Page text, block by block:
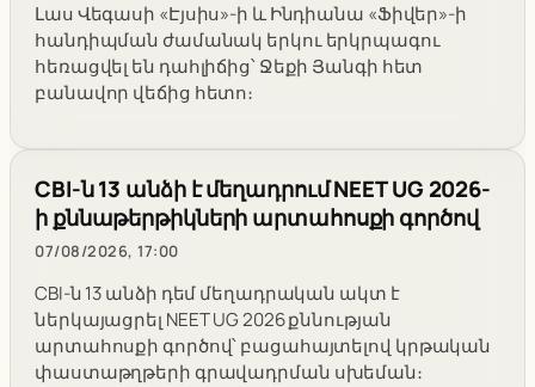
Լաս Վեգասի «Էյսիս»-ի և Ինդիանա «Ֆիվեր»-ի
հանդիպման ժամանակ երկու երկրպագու
հեռացվել են դահլիճից՝ Ջեքի Յանգի հետ
բանավոր վեճից հետո։
CBI-ն 13 անձի է մեղադրում NEET UG 2026-
ի քննաթերթիկների արտահոսքի գործով
07/08/2026, 17:00
CBI-ն 13 անձի դեմ մեղադրական ակտ է
ներկայացրել NEET UG 2026 քննության
արտահոսքի գործով՝ բացահայտելով կրթական
փաստաթղթերի գրավադրման սխեման։